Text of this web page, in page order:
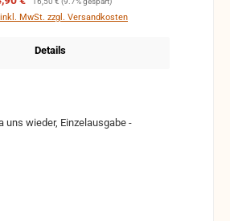
MwSt. zzgl. Versandkosten
Details